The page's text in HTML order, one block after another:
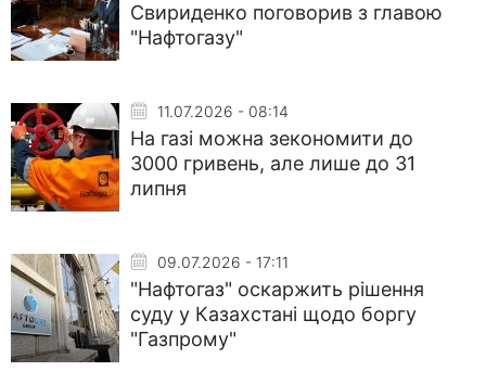
Свириденко поговорив з главою
"Нафтогазу"
11.07.2026 - 08:14
На газі можна зекономити до
3000 гривень, але лише до 31
липня
09.07.2026 - 17:11
"Нафтогаз" оскаржить рішення
суду у Казахстані щодо боргу
"Газпрому"